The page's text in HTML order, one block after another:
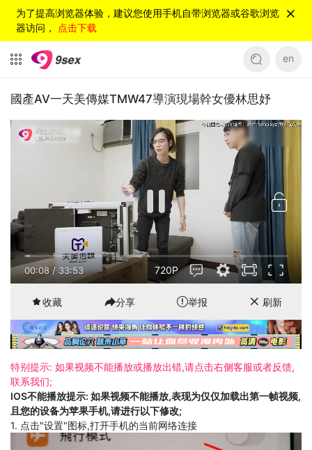
为了提高浏览器体验，建议您使用手机自带浏览器或谷歌浏览
器访问， 点击下载
en
國產AV一天美傳媒TMW47導演現場幹女優林思妤
00:08/33:53 720P
收藏 分享 举报 刷新
特别提示: 如果视频不能播放或播放出错,请点击右侧客服或者反馈,
联系我们;
IOS不能播放提示: 如果视频不能播放,表现为仅仅加载出第一帧视频,
且您的设备为苹果手机,请进行以下修改;
1. 点击"设置"图标,打开手机的当前网络连接